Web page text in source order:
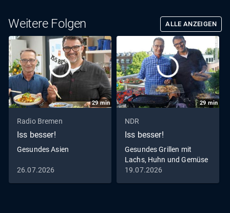
Weitere Folgen ALLE ANZEIGEN
29min
Radio Bremen
Iss besser!
Gesundes Asien
26.07.2026
29 min
NDR
Iss besser!
Gesundes Grillen mit
Lachs, Huhn und Gemüse
19.07.2026